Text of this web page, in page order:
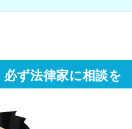
ず法律家に相談を